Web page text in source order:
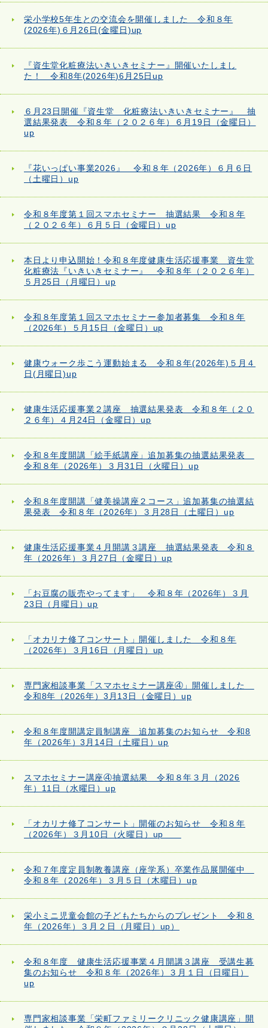
栄小学校5年生との交流会を開催しました 令和８年
(2026年)６月26日(金曜日)up
『資生堂化粧療法いきいきセミナー』開催いたしまし
た！ 令和8年(2026年)6月25日up
６月23日開催『資生堂 化粧療法いきいきセミナー』 抽
選結果発表 令和８年（２０２６年）６月19日（金曜日）
up
『花いっぱい事業2026』 令和８年（2026年）６月６日
（土曜日）up
令和８年度第１回スマホセミナー 抽選結果 令和８年
（２０２６年）６月５日（金曜日）up
本日より申込開始！令和８年度健康生活応援事業 資生堂
化粧療法『いきいきセミナー』 令和８年（２０２６年）
５月25日（月曜日）up
令和８年度第１回スマホセミナー参加者募集 令和８年
（2026年）５月15日（金曜日）up
健康ウォーク歩こう運動始まる 令和８年(2026年)５月４
日(月曜日)up
健康生活応援事業２講座 抽選結果発表 令和８年（２０
２６年）４月24日（金曜日）up
令和８年度開講「絵手紙講座」追加募集の抽選結果発表
令和８年（2026年）３月31日（火曜日）up
令和８年度開講「健美操講座２コース」追加募集の抽選結
果発表 令和８年（2026年）３月28日（土曜日）up
健康生活応援事業４月開講３講座 抽選結果発表 令和８
年（2026年）３月27日（金曜日）up
「お豆腐の販売やってます」 令和８年（2026年）３月
23日（月曜日）up
「オカリナ修了コンサート」開催しました 令和８年
（2026年）３月16日（月曜日）up
専門家相談事業「スマホセミナー講座④」開催しました
令和8年（2026年）3月13日（金曜日）up
令和８年度開講定員制講座 追加募集のお知らせ 令和8
年（2026年）3月14日（土曜日）up
スマホセミナー講座④抽選結果 令和８年３月（2026
年）11日（水曜日）up
「オカリナ修了コンサート」開催のお知らせ 令和８年
（2026年）３月10日（火曜日）up
令和７年度定員制教養講座（座学系）卒業作品展開催中
令和８年（2026年）３月５日（木曜日）up
栄小ミニ児童会館の子どもたちからのプレゼント 令和８
年（2026年）３月２日（月曜日）up）
令和８年度 健康生活応援事業４月開講３講座 受講生募
集のお知らせ 令和８年（2026年）３月１日（日曜日）
up
専門家相談事業「栄町ファミリークリニック健康講座」開